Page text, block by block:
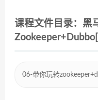
课程文件目录：黑
06-带你玩转